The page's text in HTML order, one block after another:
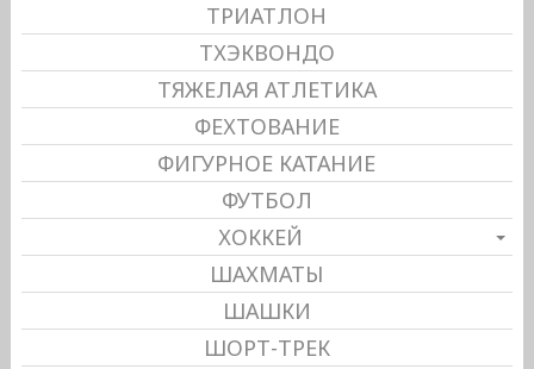
ТРИАТЛОН
ТХЭКВОНДО
ТЯЖЕЛАЯ АТЛЕТИКА
ФЕХТОВАНИЕ
ФИГУРНОЕ КАТАНИЕ
ФУТБОЛ
ХОККЕЙ
ШАХМАТЫ
ШАШКИ
ШОРТ-ТРЕК